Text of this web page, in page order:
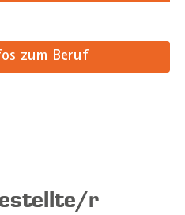
zum Beruf
r